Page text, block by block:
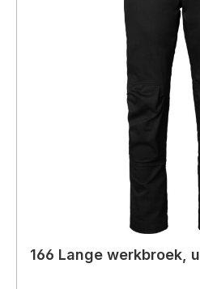
166 Lange werkbroek,